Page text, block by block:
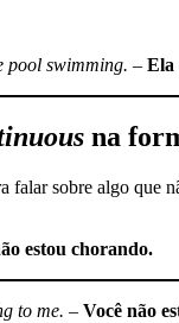
pool swimming. – Ela
na
falar sobre algo que
estou chorando.
to me. – Você não